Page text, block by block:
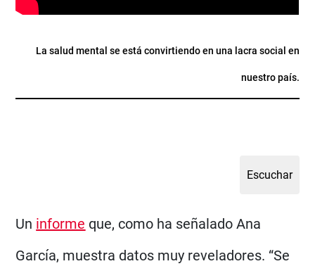
La salud mental se está convirtiendo en una lacra social en
nuestro país.
Un informe que, como ha señalado Ana
García, muestra datos muy reveladores. “Se